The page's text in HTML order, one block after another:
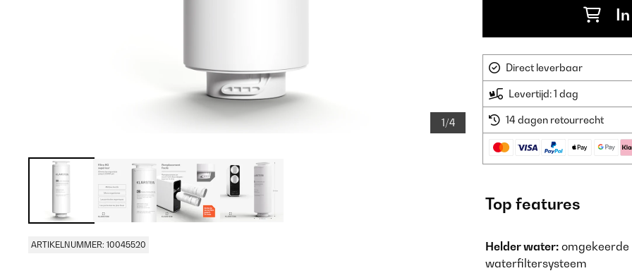
1/4
ARTIKELNUMMER: 10045520
Direct leverbaar
Levertijd: 1 dag
14 dagen retourrecht
Top features
Helder water: omgekeerde
waterfiltersysteem